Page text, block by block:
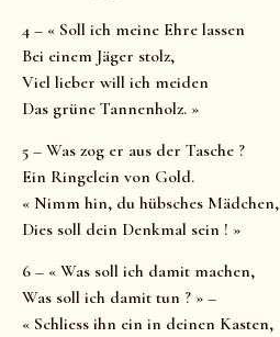
4 – « Soll ich meine Ehre lassen
Bei einem Jäger stolz,
Viel lieber will ich meiden
Das grüne Tannenholz. »
5 – Was zog er aus der Tasche ?
Ein Ringelein von Gold.
« Nimm hin, du hübsches Mädchen,
Dies soll dein Denkmal sein ! »
6 – « Was soll ich damit machen,
Was soll ich damit tun ? » –
« Schliess ihn ein in deinen Kasten,